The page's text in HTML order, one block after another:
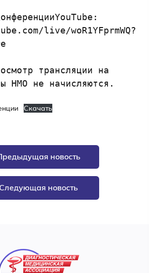
live/woR1YFprmWQ?
трансляции на
НМО не начисляются.
Скачать
новость
Следующая новость